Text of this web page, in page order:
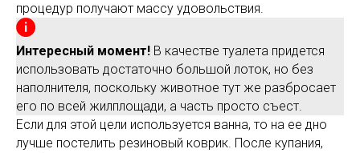
процедур получают массу удовольствия.
Интересный момент! В качестве туалета придется
использовать достаточно большой лоток, но без
наполнителя, поскольку животное тут же разбросает
его по всей жилплощади, а часть просто съест.
Если для этой цели используется ванна, то на ее дно
лучше постелить резиновый коврик. После купания,